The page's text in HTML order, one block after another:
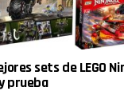
sets de LEGO
prueba